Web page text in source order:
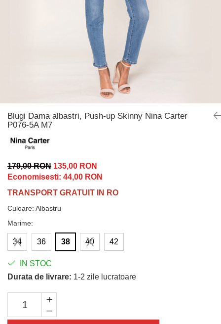
Incaltamine primavara-vara piele
Blugi Dama albastri, Push-up Skinny Nina Carter
P076-5A M7
179,00 RON 135,00 RON
Economisesti: 44,00 RON
TRANSPORT GRATUIT IN RO
Culoare: Albastru
Marime:
34 36 38 40 42
IN STOC
Durata de livrare: 1-2 zile lucratoare